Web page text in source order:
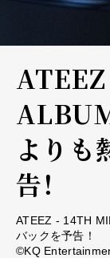
よりも
告！
ATEEZ - 14TH
バックを予告！
©KQ